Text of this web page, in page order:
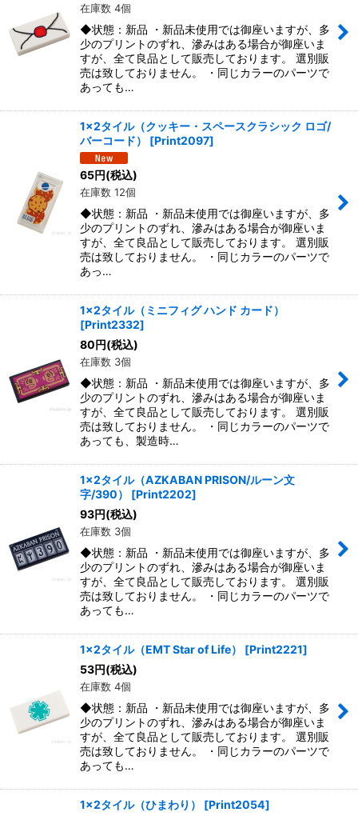
在庫数 4個
◆状態：新品 ・新品未使用では御座いますが、多
少のプリントのずれ、滲みはある場合が御座いま
すが、全て良品として販売しております。 選別販
売は致しておりません。 ・同じカラーのパーツで
あっても…
1x2タイル（クッキー・スペースクラシック ロゴ/
バーコード）
[Print2097]
65円(税込)
在庫数 12個
◆状態：新品 ・新品未使用では御座いますが、多
少のプリントのずれ、滲みはある場合が御座いま
すが、全て良品として販売しております。 選別販
売は致しておりません。 ・同じカラーのパーツで
あっ…
1x2タイル（ミニフィグ ハンド カード）
[Print2332]
80円(税込)
在庫数 3個
◆状態：新品 ・新品未使用では御座いますが、多
少のプリントのずれ、滲みはある場合が御座いま
すが、全て良品として販売しております。 選別販
売は致しておりません。 ・同じカラーのパーツで
あっても、製造時…
1x2タイル（AZKABAN PRISON/ルーン文
字/390）
[Print2202]
93円(税込)
在庫数 3個
◆状態：新品 ・新品未使用では御座いますが、多
少のプリントのずれ、滲みはある場合が御座いま
すが、全て良品として販売しております。 選別販
売は致しておりません。 ・同じカラーのパーツで
あっても…
1x2タイル（EMT Star of Life） [Print2221]
53円(税込)
在庫数 4個
◆状態：新品 ・新品未使用では御座いますが、多
少のプリントのずれ、滲みはある場合が御座いま
すが、全て良品として販売しております。 選別販
売は致しておりません。 ・同じカラーのパーツで
あっても…
1x2タイル（ひまわり） [Print2054]